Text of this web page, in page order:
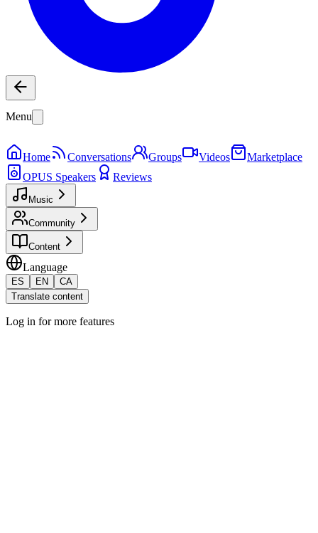
Menu
Home Conversations Groups Videos
Marketplace
OPUS Speakers
Reviews
Music
Community
Content
Language
ES EN
CA
Translate content
Log in for more features